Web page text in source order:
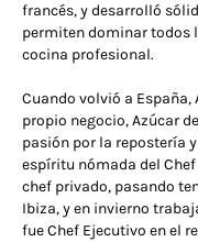
francés, y desarrolló
permiten dominar todos
cocina profesional.
Cuando volvió a
propio negocio, Azúcar
pasión por la repostería
espíritu nómada del
chef privado, pasando
Ibiza, y en invierno
fue Chef Ejecutivo en el